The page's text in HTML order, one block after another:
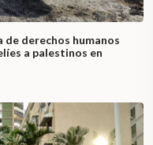
derechos humanos
a palestinos en